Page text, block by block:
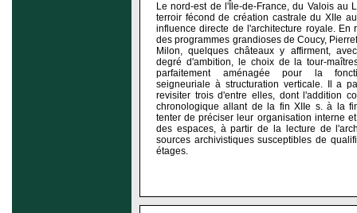
Le nord-est de l'Île-de-France, du Valois au
terroir fécond de création castrale du XIIe
influence directe de l'architecture royale. En
des programmes grandioses de Coucy,
Milon, quelques châteaux y affirment,
degré d'ambition, le choix de la tour-
parfaitement aménagée pour la
seigneuriale à structuration verticale. Il a
revisiter trois d'entre elles, dont l'addition
chronologique allant de la fin XIIe s. à la
tenter de préciser leur organisation interne
des espaces, à partir de la lecture de
sources archivistiques susceptibles de
étages.